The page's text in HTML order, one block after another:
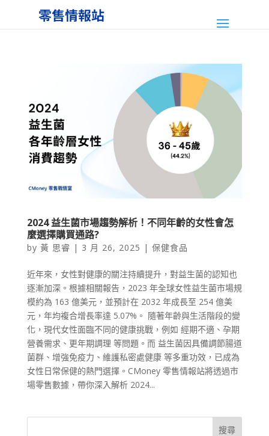
2024 益生菌市場趨勢解析！不同年齡的女性會怎
麼選擇購買通路?
by 黃 思睿 | 3 月 26, 2025 | 保健食品
近年來，女性對健康的關注持續提升，對益生菌的認知也
逐漸加深。根據相關報告，2023 年全球女性益生菌市場規
模約為 163 億美元，並預計在 2032 年成長至 254 億美
元，年均複合增長率達 5.07%。 隨著年齡與生活階段的變
化，現代女性面臨不同的健康挑戰，例如 經期不適、孕期
營養需求、更年期調理 等問題。而 益生菌因具備調節腸道
菌群、增強免疫力、維護私密處健康 等多重功效，已成為
女性日常保健的熱門選擇。CMoney 零售情報站將透過市
場零售數據，帶你深入解析 2024...
搜尋